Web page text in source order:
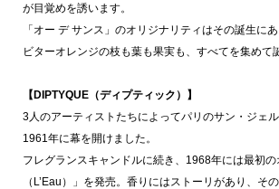
が目覚めを誘います。
「オー デ サンス」のオリジナリティはその誕生にあ
ビターオレンジの枝も葉も果実も、すべてを集めて
【DIPTYQUE（ディプティック）】
3人のアーティストたちによってパリのサン・ジェ
1961年に幕を開けました。
フレグランスキャンドルに続き、1968年には最初
（L’Eau）」を発売。香りにはストーリがあり、そ